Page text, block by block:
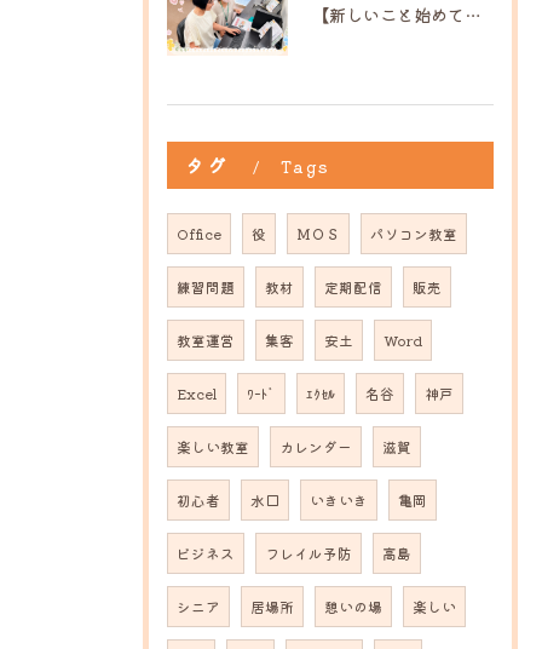
【新しいこと始めてみませんか？】ひだまり高島教室
タグ Tags
Office 役 ＭＯＳ パソコン教室
練習問題 教材 定期配信 販売
教室運営 集客 安土 Word
Excel ﾜｰﾄﾞ ｴｸｾﾙ 名谷 神戸
楽しい教室 カレンダー 滋賀
初心者 水口 いきいき 亀岡
ビジネス フレイル予防 高島
シニア 居場所 憩いの場 楽しい